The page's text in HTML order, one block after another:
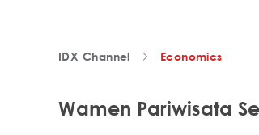
IDX Channel Economics
Wamen Pariwisata